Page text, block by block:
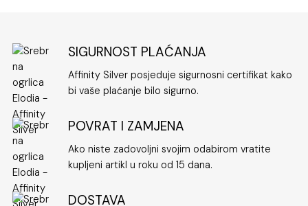
SIGURNOST PLAĆANJA
Affinity Silver posjeduje sigurnosni certifikat kako
bi vaše plaćanje bilo sigurno.
POVRAT I ZAMJENA
Ako niste zadovoljni svojim odabirom vratite
kupljeni artikl u roku od 15 dana.
DOSTAVA